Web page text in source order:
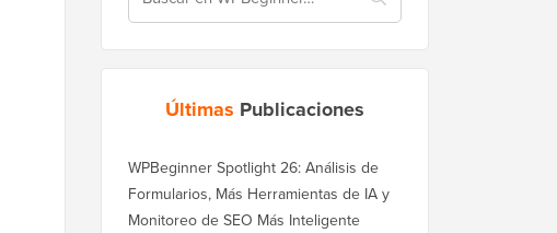
Últimas Publicaciones
WPBeginner Spotlight 26: Análisis de
Formularios, Más Herramientas de IA y
Monitoreo de SEO Más Inteligente